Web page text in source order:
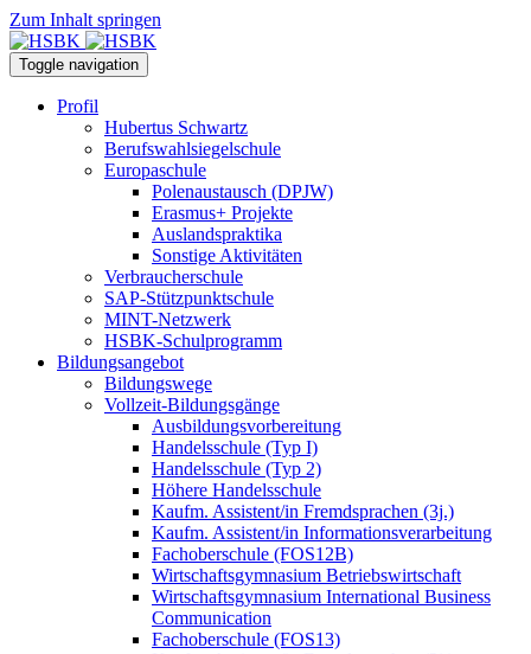
Zum Inhalt springen
Toggle navigation
Profil
Hubertus Schwartz
Berufswahlsiegelschule
Europaschule
Polenaustausch (DPJW)
Erasmus+ Projekte
Auslandspraktika
Sonstige Aktivitäten
Verbraucherschule
SAP-Stützpunktschule
MINT-Netzwerk
HSBK-Schulprogramm
Bildungsangebot
Bildungswege
Vollzeit-Bildungsgänge
Ausbildungsvorbereitung
Handelsschule (Typ I)
Handelsschule (Typ 2)
Höhere Handelsschule
Kaufm. Assistent/in­ Fremdsprachen (3j.)
Kaufm. Assistent/in Informationsverarbeitung
Fachoberschule (FOS12B)
Wirtschaftsgymnasium Betriebswirtschaft
Wirtschaftsgymnasium International Business
Communication
Fachoberschule (FOS13)